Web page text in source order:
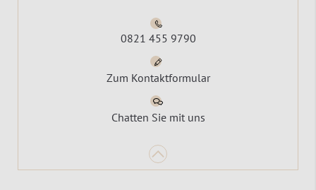
0821 455 9790
Zum Kontaktformular
Chatten Sie mit uns